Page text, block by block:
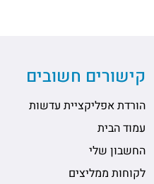
קישורים חשובים
הורדת אפליקציית עדשות
עמוד הבית
החשבון שלי
לקוחות ממליצים